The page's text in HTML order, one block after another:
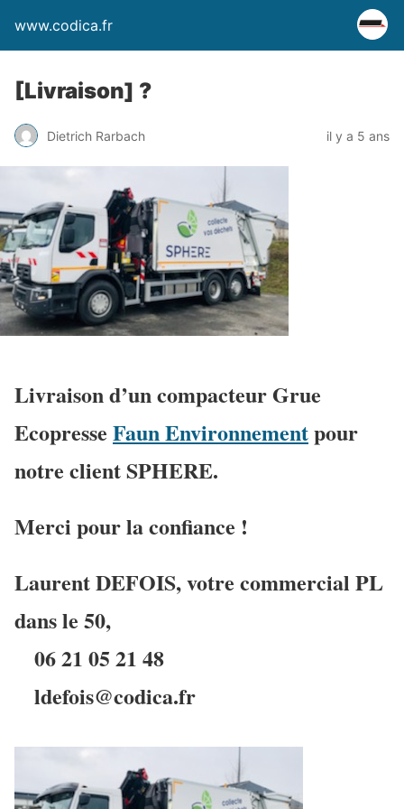
www.codica.fr
[Livraison] ?
Dietrich Rarbach il y a 5 ans
Livraison d’un compacteur Grue
Ecopresse Faun Environnementpour
notre client SPHERE.
Merci pour la confiance !
Laurent DEFOIS, votre commercial PL
dans le 50,
06 21 05 21 48
ldefois@codica.fr